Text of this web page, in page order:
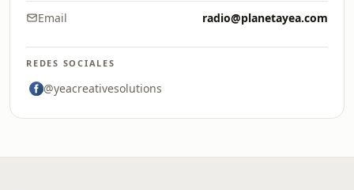
Email radio@planetayea.com
REDES SOCIALES
@yeacreativesolutions